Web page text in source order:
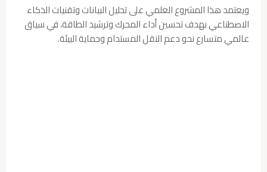
ويعتمد هذا المشروع العلمي على تحليل البيانات وتقنيات الذكاء
الاصطناعي بهدف تحسين أداء المحرك وترشيد الطاقة، في سياق
عالمي متسارع نحو دعم النقل المستدام وحماية البيئة.